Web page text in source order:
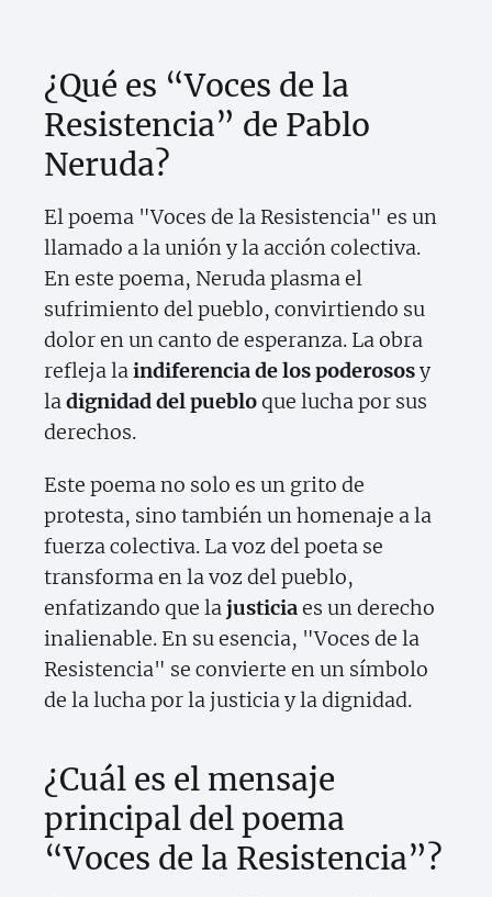
¿Qué es “Voces de la
Resistencia” de Pablo
Neruda?
El poema "Voces de la Resistencia" es un
llamado a la unión y la acción colectiva.
En este poema, Neruda plasma el
sufrimiento del pueblo, convirtiendo su
dolor en un canto de esperanza. La obra
refleja laindiferencia de los poderososy
ladignidad del puebloque lucha por sus
derechos.
Este poema no solo es un grito de
protesta, sino también un homenaje a la
fuerza colectiva. La voz del poeta se
transforma en la voz del pueblo,
enfatizando que lajusticiaes un derecho
inalienable. En su esencia, "Voces de la
Resistencia" se convierte en un símbolo
de la lucha por la justicia y la dignidad.
¿Cuál es el mensaje
principal del poema
“Voces de la Resistencia”?